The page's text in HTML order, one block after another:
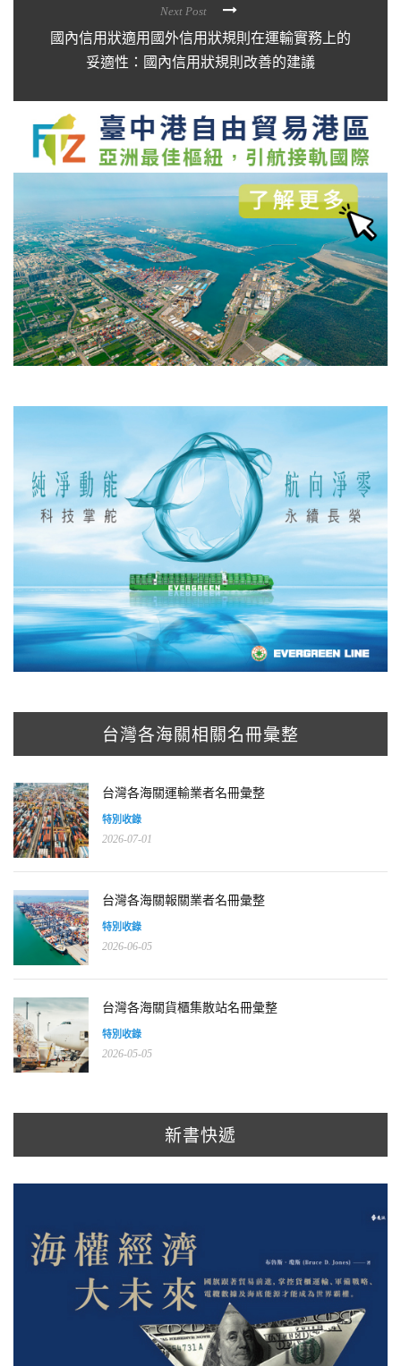
Next Post
國內信用狀適用國外信用狀規則在運輸實務上的
妥適性：國內信用狀規則改善的建議
台灣各海關相關名冊彙整
台灣各海關運輸業者名冊彙整
特別收錄
2026-07-01
台灣各海關報關業者名冊彙整
特別收錄
2026-06-05
台灣各海關貨櫃集散站名冊彙整
特別收錄
2026-05-05
新書快遞